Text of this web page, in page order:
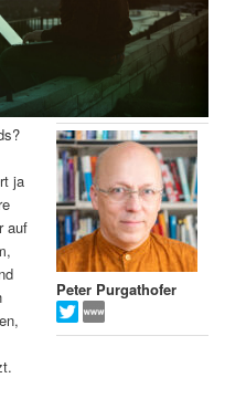
Peter Purgathofer
ja
auf